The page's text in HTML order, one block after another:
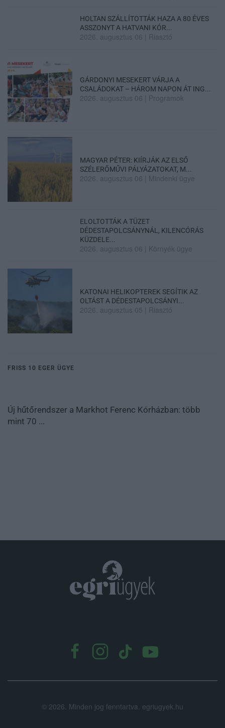
HOLTAN SZÁLLÍTOTTÁK HAZA A 80 ÉVES
ASSZONYT A HATVANI KÓR...
2026. augusztus 06 Riasztó
GÁRDONYI MESEKERT VÁRJA A
CSALÁDOKAT – HÁROM NAPON ÁT ING...
2026. augusztus 06 Programok
MAGYAR PÉTER: KIÍRJÁK AZ ELSŐ
SZÉLERŐMŰVI PÁLYÁZATOKAT, M...
2026. augusztus 06 Mindenki ügye
ELOLTOTTÁK A TÜZET
DÉDESTAPOLCSÁNYNÁL, KILENCÓRÁS
KÜZDELE...
2026. augusztus 06 Környék ügye
KATONAI HELIKOPTEREK SEGÍTIK AZ
OLTÁST A DÉDESTAPOLCSÁNYI...
2026. augusztus 05 Riasztó
FRISS 10 EGER ÜGYE
Új hűtőrendszer a Markhot Ferenc Kórházban: több
mint 70 ...
© 2026. Minden jog fenntartva. egriugyek.hu